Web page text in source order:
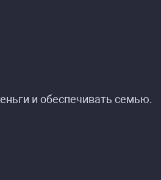
и обеспечивать семью.